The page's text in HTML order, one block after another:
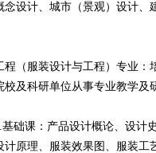
念设计、城市（景观）设计
服装设计与工程）专业：
校及科研单位从事专业教学及
课：产品设计概论、设计
计原理、服装效果图、服装